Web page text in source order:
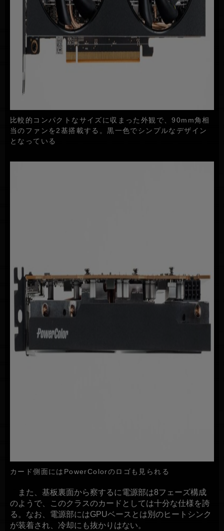
比較的コンパクトなサイズに収まった外観で、90mm角相
当のファンを2基搭載する。黒一色でシンプルなデザイン
となっている
カード側面にはPowerColorのロゴも見られる
また、基板裏面から察するに電源部は8フェーズ構成
のようで、このクラスのカードとしては十分な仕様を誇
る。なお、電源部にはGPUベースとは別のヒートシンク
が装着され、冷却にも抜かりはない。